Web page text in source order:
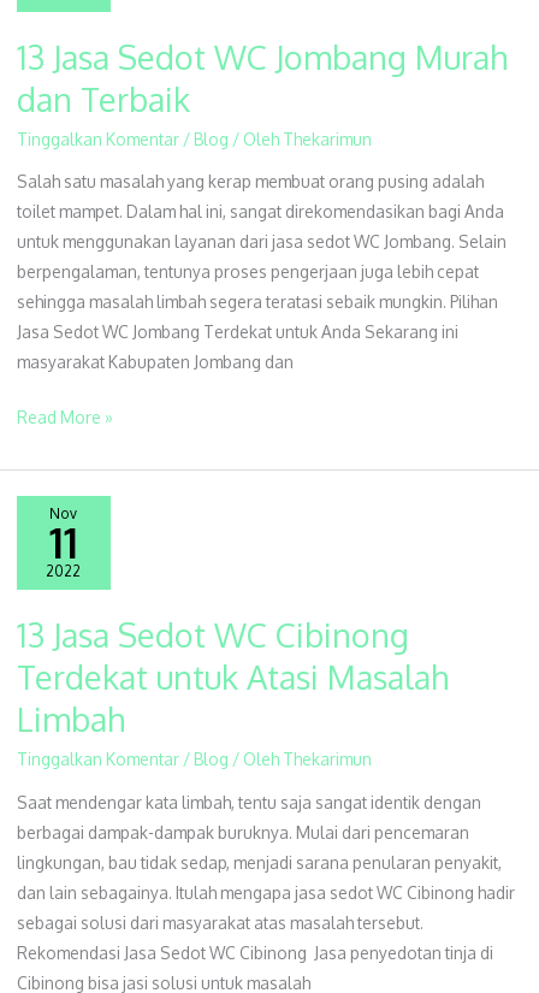
13 Jasa Sedot WC Jombang Murah
dan Terbaik
Tinggalkan Komentar / Blog / Oleh Thekarimun
Salah satu masalah yang kerap membuat orang pusing adalah
toilet mampet. Dalam hal ini, sangat direkomendasikan bagi Anda
untuk menggunakan layanan dari jasa sedot WC Jombang. Selain
berpengalaman, tentunya proses pengerjaan juga lebih cepat
sehingga masalah limbah segera teratasi sebaik mungkin. Pilihan
Jasa Sedot WC Jombang Terdekat untuk Anda Sekarang ini
masyarakat Kabupaten Jombang dan
13
Sedot
WC
Jombang
Murah
Terbaik
Read More »
Nov
11
2022
13 Jasa Sedot WC Cibinong
Terdekat untuk Atasi Masalah
Limbah
Tinggalkan Komentar / Blog / Oleh Thekarimun
Saat mendengar kata limbah, tentu saja sangat identik dengan
berbagai dampak-dampak buruknya. Mulai dari pencemaran
lingkungan, bau tidak sedap, menjadi sarana penularan penyakit,
dan lain sebagainya. Itulah mengapa jasa sedot WC Cibinong hadir
sebagai solusi dari masyarakat atas masalah tersebut.
Rekomendasi Jasa Sedot WC Cibinong Jasa penyedotan tinja di
Cibinong bisa jasi solusi untuk masalah
13
Sedot
WC
Cibinong
untuk
Atasi
Masalah
Limbah